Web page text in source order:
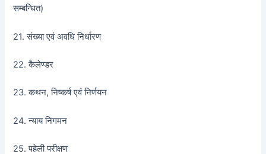
सम्बन्धित)
21. संख्या एवं अवधि निर्धारण
22. कैलेण्डर
23. कथन, निष्कर्ष एवं निर्णयन
24. न्याय निगमन
25. पहेली परीक्षण